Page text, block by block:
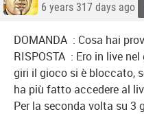
6 years 317 days ago
DOMANDA : Cosa hai
RISPOSTA : Ero in live
giri il gioco si è bloccato,
ha più fatto accedere al
Per la seconda volta su 3